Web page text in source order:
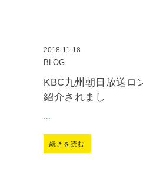
2018-11-18
BLOG
KBC九州朝日放送ロ
紹介されまし
...
続きを読む